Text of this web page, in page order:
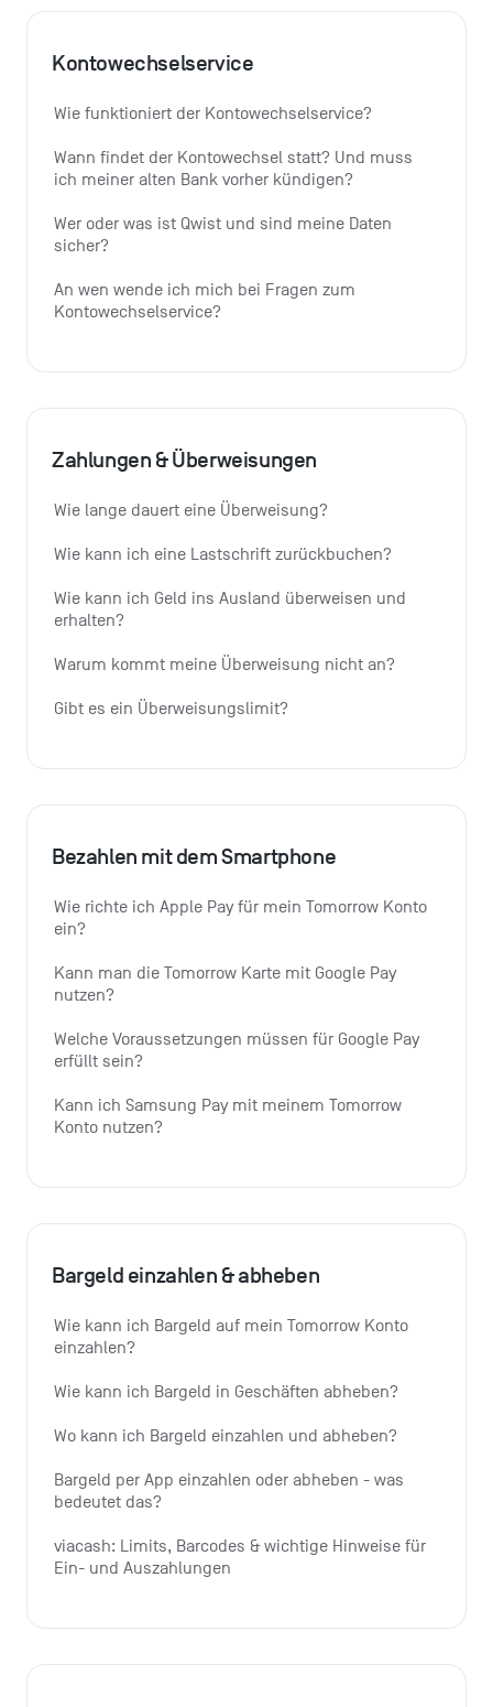
Kontowechselservice
Wie funktioniert der Kontowechselservice?
Wann findet der Kontowechsel statt? Und muss
ich meiner alten Bank vorher kündigen?
Wer oder was ist Qwist und sind meine Daten
sicher?
An wen wende ich mich bei Fragen zum
Kontowechselservice?
Zahlungen & Überweisungen
Wie lange dauert eine Überweisung?
Wie kann ich eine Lastschrift zurückbuchen?
Wie kann ich Geld ins Ausland überweisen und
erhalten?
Warum kommt meine Überweisung nicht an?
Gibt es ein Überweisungslimit?
Bezahlen mit dem Smartphone
Wie richte ich Apple Pay für mein Tomorrow Konto
ein?
Kann man die Tomorrow Karte mit Google Pay
nutzen?
Welche Voraussetzungen müssen für Google Pay
erfüllt sein?
Kann ich Samsung Pay mit meinem Tomorrow
Konto nutzen?
Bargeld einzahlen & abheben
Wie kann ich Bargeld auf mein Tomorrow Konto
einzahlen?
Wie kann ich Bargeld in Geschäften abheben?
Wo kann ich Bargeld einzahlen und abheben?
Bargeld per App einzahlen oder abheben - was
bedeutet das?
viacash: Limits, Barcodes & wichtige Hinweise für
Ein- und Auszahlungen